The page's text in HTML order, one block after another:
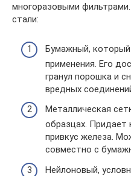
многоразовыми
стали:
Бумажный,
применения. Его
гранул порошка и
вредных
Металлическая
образцах. Придает
привкус железа.
совместно с
Нейлоновый,